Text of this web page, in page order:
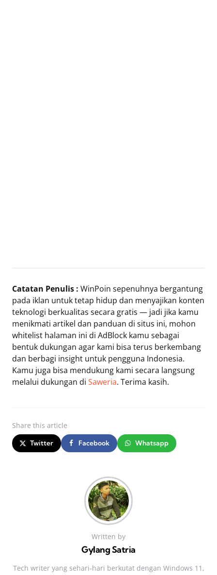
Catatan Penulis : WinPoin sepenuhnya bergantung
pada iklan untuk tetap hidup dan menyajikan konten
teknologi berkualitas secara gratis — jadi jika kamu
menikmati artikel dan panduan di situs ini, mohon
whitelist halaman ini di AdBlock kamu sebagai
bentuk dukungan agar kami bisa terus berkembang
dan berbagi insight untuk pengguna Indonesia.
Kamu juga bisa mendukung kami secara langsung
melalui dukungan di Saweria. Terima kasih.
Share this article
Twitter Facebook Whatsapp
Written by
Gylang Satria
Tech writer yang sehari‑hari berkutat dengan Windows 11,